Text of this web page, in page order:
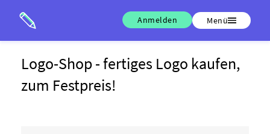
Anmelden Menü
Logo-Shop - fertiges Logo kaufen,
zum Festpreis!